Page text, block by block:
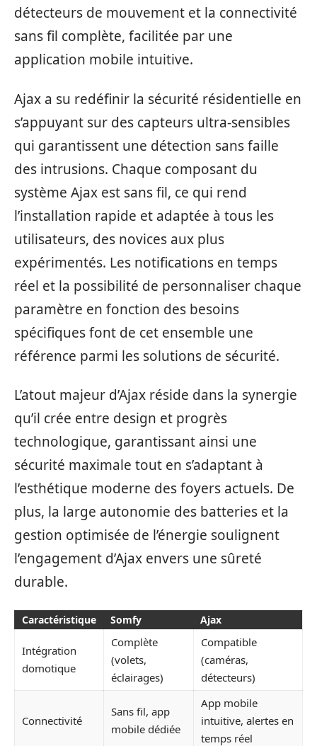
détecteurs de mouvement et la connectivité
sans fil complète, facilitée par une
application mobile intuitive.
Ajax a su redéfinir la sécurité résidentielle en
s’appuyant sur des capteurs ultra-sensibles
qui garantissent une détection sans faille
des intrusions. Chaque composant du
système Ajax est sans fil, ce qui rend
l’installation rapide et adaptée à tous les
utilisateurs, des novices aux plus
expérimentés. Les notifications en temps
réel et la possibilité de personnaliser chaque
paramètre en fonction des besoins
spécifiques font de cet ensemble une
référence parmi les solutions de sécurité.
L’atout majeur d’Ajax réside dans la synergie
qu’il crée entre design et progrès
technologique, garantissant ainsi une
sécurité maximale tout en s’adaptant à
l’esthétique moderne des foyers actuels. De
plus, la large autonomie des batteries et la
gestion optimisée de l’énergie soulignent
l’engagement d’Ajax envers une sûreté
durable.
Caractéristique Somfy Ajax
Intégration
domotique
Complète
(volets,
éclairages)
Compatible
(caméras,
détecteurs)
Connectivité
Sans fil, app
mobile dédiée
App mobile
intuitive, alertes en
temps réel